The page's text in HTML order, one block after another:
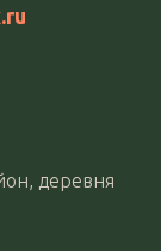
деревня